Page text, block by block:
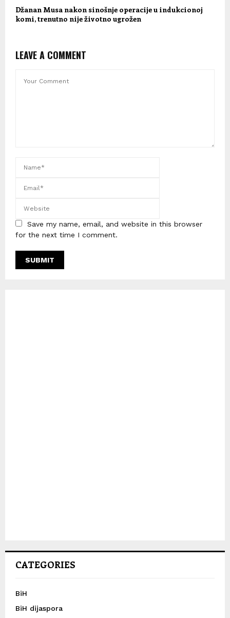
Džanan Musa nakon sinošnje operacije u indukcionoj
komi, trenutno nije životno ugrožen
LEAVE A COMMENT
Save my name, email, and website in this browser
for the next time I comment.
CATEGORIES
BiH
BiH dijaspora